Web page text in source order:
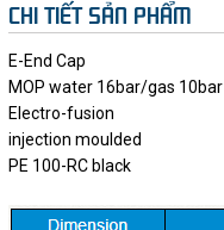
CHI TIẾT SẢN PHẨM
E-End Cap
MOP water 16bar/gas 10bar
Electro-fusion
injection moulded
PE 100-RC black